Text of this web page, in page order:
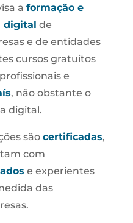
a formaçãoe
digital de
e de entidades
cursos gratuitos
e
, não obstante o
digital.
são certificadas,
com
e experientes
das